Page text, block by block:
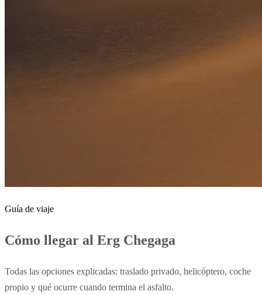
Guía de viaje
Cómo llegar al Erg Chegaga
Todas las opciones explicadas: traslado privado, helicóptero, coche
propio y qué ocurre cuando termina el asfalto.